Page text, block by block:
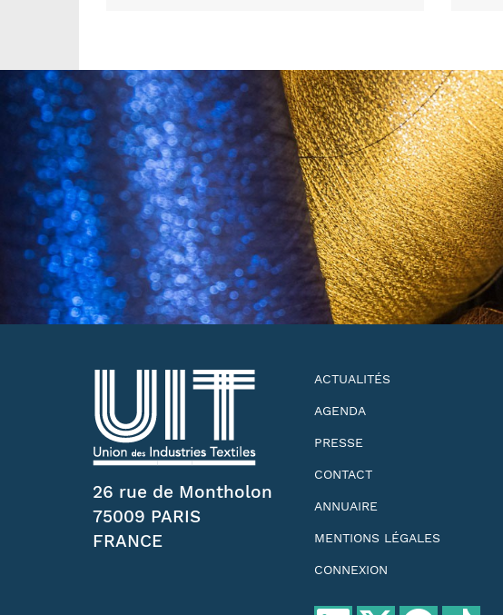
26 rue de Montholon
75009 PARIS
FRANCE
ACTUALITÉS
AGENDA
PRESSE
CONTACT
ANNUAIRE
MENTIONS LÉGALES
CONNEXION